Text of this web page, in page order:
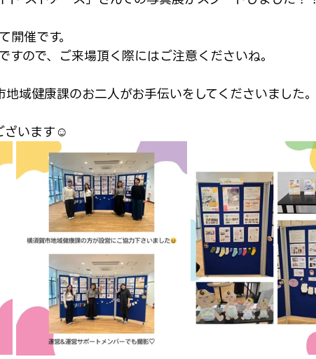
催です。
ので、ご来場頂く際にはご注意くださいね。
域健康課のお二人がお手伝いをしてくださいました。
ざいます☺️